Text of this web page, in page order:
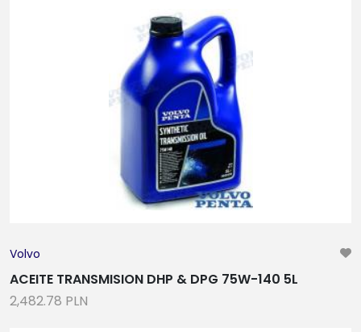
Volvo
ACEITE TRANSMISION DHP & DPG 75W-140 5L
2,482.78 PLN